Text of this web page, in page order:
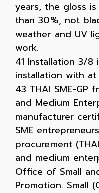
years, the gloss
than 30%, not
weather and UV
work.
41 Installation 3/8
installation with
43 THAI SME-GP
and Medium
manufacturer
SME
procurement
and medium
Office of Small
Promotion. Small